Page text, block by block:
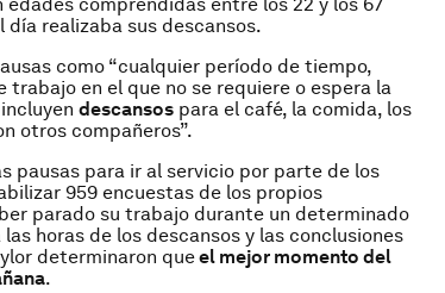
realizaba sus descansos.
como “cualquier período de tiempo,
en el que no se requiere o espera la
descansos para el café, la comida, los
otros compañeros”.
pausas para ir al servicio por parte de los
959 encuestas de los propios
parado su trabajo durante un determinado
horas de los descansos y las conclusiones
determinaron queel mejor momento del
.